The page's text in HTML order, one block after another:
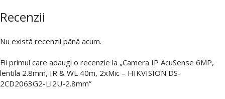
Recenzii
Nu există recenzii până acum.
Fii primul care adaugi o recenzie la „Camera IP AcuSense 6MP,
lentila 2.8mm, IR & WL 40m, 2xMic – HIKVISION DS-
2CD2063G2-LI2U-2.8mm”